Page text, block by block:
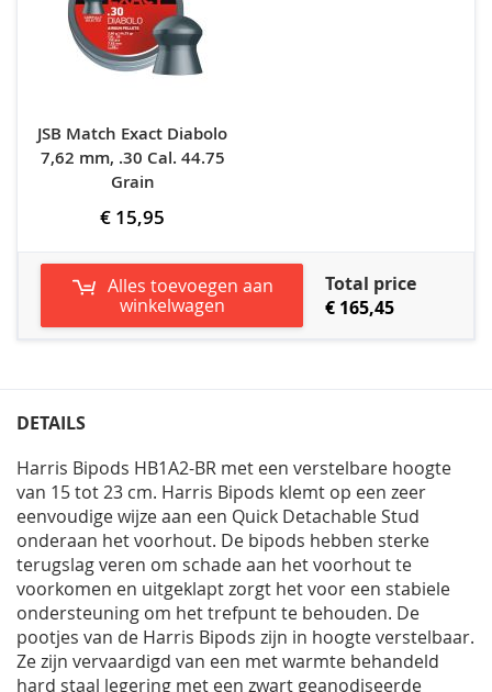
JSB Match Exact Diabolo
7,62 mm, .30 Cal. 44.75
Grain
€ 15,95
Alles toevoegen aan
winkelwagen
Total price
€ 165,45
DETAILS
Harris Bipods HB1A2-BR met een verstelbare hoogte
van 15 tot 23 cm. Harris Bipods klemt op een zeer
eenvoudige wijze aan een Quick Detachable Stud
onderaan het voorhout. De bipods hebben sterke
terugslag veren om schade aan het voorhout te
voorkomen en uitgeklapt zorgt het voor een stabiele
ondersteuning om het trefpunt te behouden. De
pootjes van de Harris Bipods zijn in hoogte verstelbaar.
Ze zijn vervaardigd van een met warmte behandeld
hard staal legering met een zwart geanodiseerde